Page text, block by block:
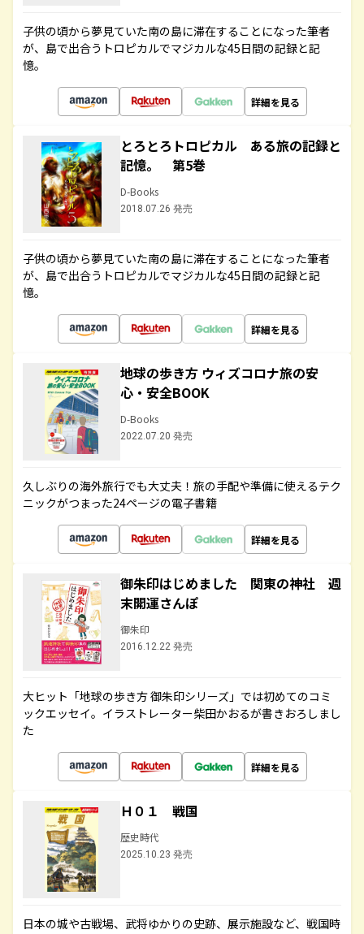
子供の頃から夢見ていた南の島に滞在することになった筆者
が、島で出合うトロピカルでマジカルな45日間の記録と記
憶。
詳細を見る
とろとろトロピカル ある旅の記録と
記憶。 第5巻
D-Books
2018.07.26 発売
子供の頃から夢見ていた南の島に滞在することになった筆者
が、島で出合うトロピカルでマジカルな45日間の記録と記
憶。
詳細を見る
地球の歩き方 ウィズコロナ旅の安
心・安全BOOK
D-Books
2022.07.20 発売
久しぶりの海外旅行でも大丈夫！旅の手配や準備に使えるテク
ニックがつまった24ページの電子書籍
詳細を見る
御朱印はじめました 関東の神社 週
末開運さんぽ
御朱印
2016.12.22 発売
大ヒット「地球の歩き方 御朱印シリーズ」では初めてのコミ
ックエッセイ。イラストレーター柴田かおるが書きおろしまし
た
詳細を見る
Ｈ０１ 戦国
歴史時代
2025.10.23 発売
日本の城や古戦場、武将ゆかりの史跡、展示施設など、戦国時